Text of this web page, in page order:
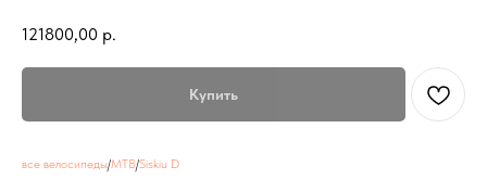
121800,00 р.
Купить
все велосипеды/MTB/Siskiu D